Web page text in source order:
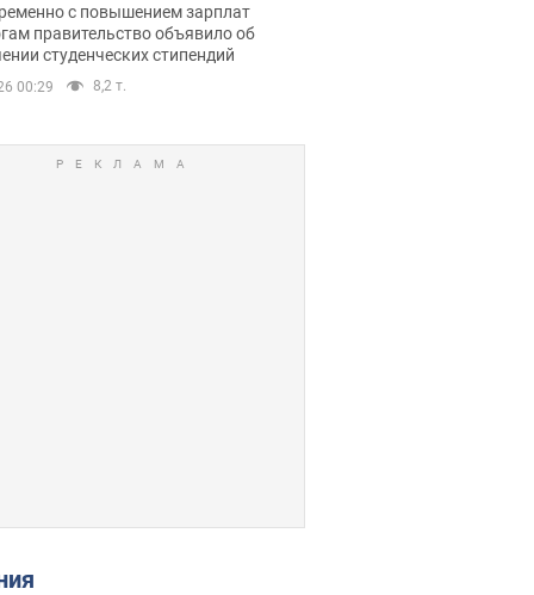
с повышением зарплат
правительство объявило об
студенческих стипендий
00:29 8,2 т.